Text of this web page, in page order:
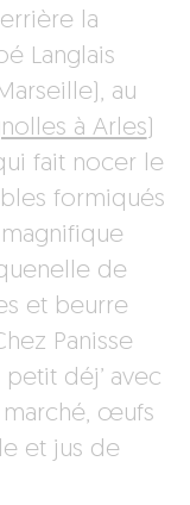
la
Langlais
au
à Arles
fait nocer le
formiqués
de
et beurre
Panisse
déj’ avec
marché, œufs
et jus de